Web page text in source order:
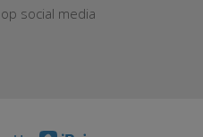
social media